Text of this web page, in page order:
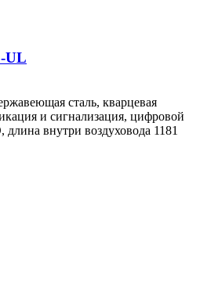
UL
сталь, кварцевая
и сигнализация, цифровой
длина внутри воздуховода 1181